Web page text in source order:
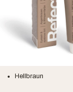
Hellbraun